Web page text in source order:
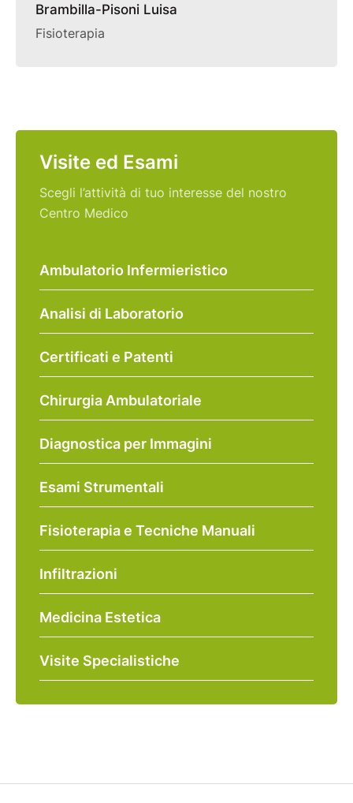
Visite ed Esami
Scegli l’attività di tuo interesse del nostro
Centro Medico
Ambulatorio Infermieristico
Analisi di Laboratorio
Certificati e Patenti
Chirurgia Ambulatoriale
Diagnostica per Immagini
Esami Strumentali
Fisioterapia e Tecniche Manuali
Infiltrazioni
Medicina Estetica
Visite Specialistiche
Brambilla-Pisoni Luisa
Fisioterapia